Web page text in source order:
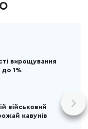
вирощування
до 1%
військовий
кавунів